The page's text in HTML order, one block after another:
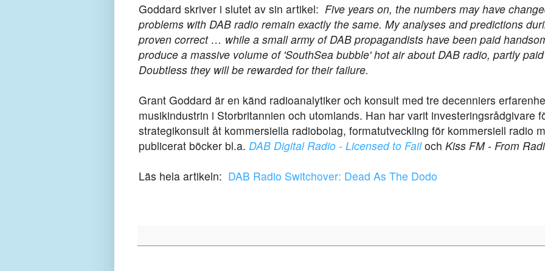
Goddard skriver i slutet av sin artikel: Five years on, the numbers may have
problems with DAB radio remain exactly the same. My analyses and predictions
proven correct … while a small army of DAB propagandists have been paid
produce a massive volume of 'SouthSea bubble' hot air about DAB radio, partly
Doubtless they will be rewarded for their failure.
Grant Goddard är en känd radioanalytiker och konsult med tre decenniers
musikindustrin i Storbritannien och utomlands. Han har varit investeringsrådgivare
strategikonsult åt kommersiella radiobolag, formatutveckling för kommersiell radio
publicerat böcker bl.a. DAB Digital Radio - Licensed to Failoch Kiss FM - From
Läs hela artikeln: DAB Radio Switchover: Dead As The Dodo